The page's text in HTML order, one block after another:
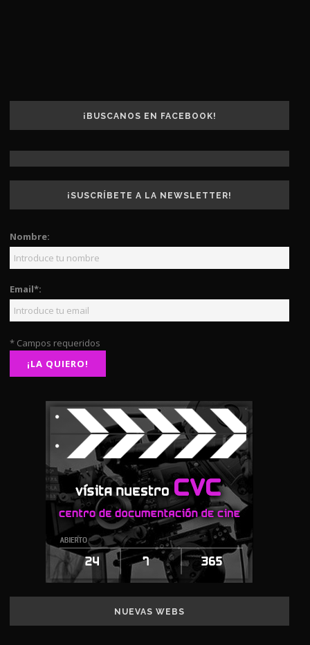
¡BUSCANOS EN FACEBOOK!
¡SUSCRÍBETE A LA NEWSLETTER!
Nombre:
Email*:
* Campos requeridos
NUEVAS WEBS